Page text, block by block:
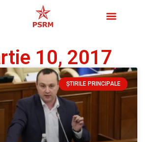
10, 2017
ȘTIRILE PRINCIPALE